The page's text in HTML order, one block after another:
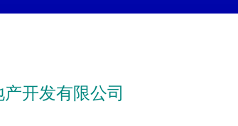
开发有限公司